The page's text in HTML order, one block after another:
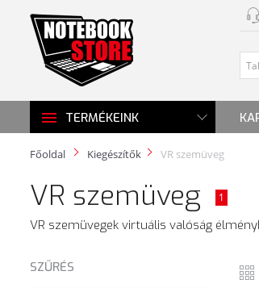
TERMÉKEINK
Főoldal Kiegészítők VR szemüveg
VR szemüveg 1
VR szemüvegek virtuális valóság
SZŰRÉS